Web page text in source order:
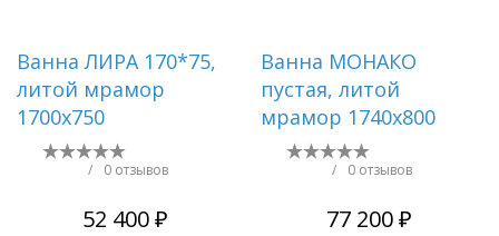
Ванна ЛИРА 170*75,
литой мрамор
1700х750
/ 0 отзывов
52 400 ₽
Ванна МОНАКО
пустая, литой
мрамор 1740х800
/ 0 отзывов
77 200 ₽